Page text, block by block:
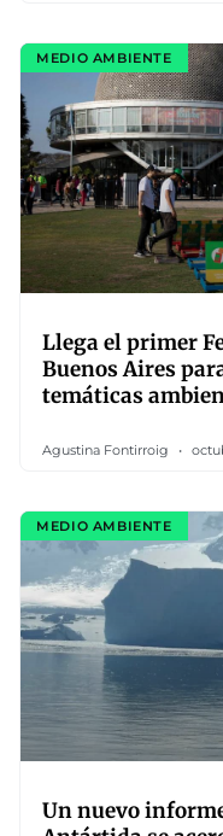
MEDIO AMBIENTE
Llega el primer
Buenos Aires
temáticas
Agustina Fontirroig
MEDIO AMBIENTE
Un nuevo